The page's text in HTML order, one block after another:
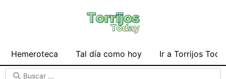
Hemeroteca Tal día como hoy Ir a Torrijos